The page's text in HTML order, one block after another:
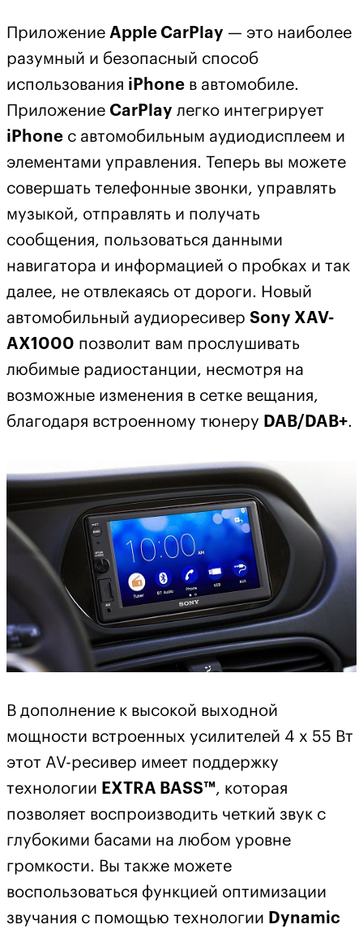
Приложение Apple CarPlay — это наиболее
разумный и безопасный способ
использования iPhone в автомобиле.
Приложение CarPlay легко интегрирует
iPhone с автомобильным аудиодисплеем и
элементами управления. Теперь вы можете
совершать телефонные звонки, управлять
музыкой, отправлять и получать
сообщения, пользоваться данными
навигатора и информацией о пробках и так
далее, не отвлекаясь от дороги. Новый
автомобильный аудиоресивер Sony XAV-
AX1000 позволит вам прослушивать
любимые радиостанции, несмотря на
возможные изменения в сетке вещания,
благодаря встроенному тюнеру DAB/DAB+.
В дополнение к высокой выходной
мощности встроенных усилителей 4 x 55 Вт
этот AV-ресивер имеет поддержку
технологии EXTRA BASS™, которая
позволяет воспроизводить четкий звук с
глубокими басами на любом уровне
громкости. Вы также можете
воспользоваться функцией оптимизации
звучания с помощью технологии Dynamic